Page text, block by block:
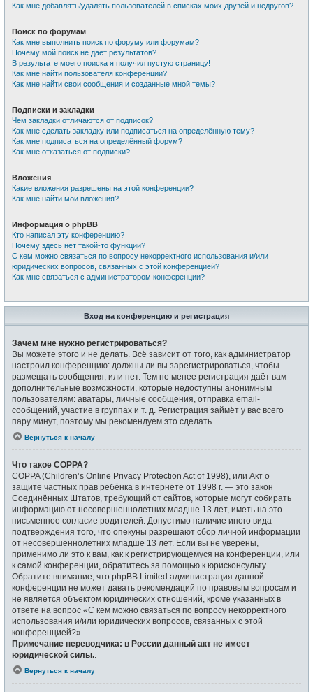
Как мне добавлять/удалять пользователей в списках моих друзей и недругов?
Поиск по форумам
Как мне выполнить поиск по форуму или форумам?
Почему мой поиск не даёт результатов?
В результате моего поиска я получил пустую страницу!
Как мне найти пользователя конференции?
Как мне найти свои сообщения и созданные мной темы?
Подписки и закладки
Чем закладки отличаются от подписок?
Как мне сделать закладку или подписаться на определённую тему?
Как мне подписаться на определённый форум?
Как мне отказаться от подписки?
Вложения
Какие вложения разрешены на этой конференции?
Как мне найти мои вложения?
Информация о phpBB
Кто написал эту конференцию?
Почему здесь нет такой-то функции?
С кем можно связаться по вопросу некорректного использования и/или
юридических вопросов, связанных с этой конференцией?
Как мне связаться с администратором конференции?
Вход на конференцию и регистрация
Зачем мне нужно регистрироваться?
Вы можете этого и не делать. Всё зависит от того, как администратор
настроил конференцию: должны ли вы зарегистрироваться, чтобы
размещать сообщения, или нет. Тем не менее регистрация даёт вам
дополнительные возможности, которые недоступны анонимным
пользователям: аватары, личные сообщения, отправка email-
сообщений, участие в группах и т. д. Регистрация займёт у вас всего
пару минут, поэтому мы рекомендуем это сделать.
Вернуться к началу
Что такое COPPA?
COPPA (Children’s Online Privacy Protection Act of 1998), или Акт о
защите частных прав ребёнка в интернете от 1998 г. — это закон
Соединённых Штатов, требующий от сайтов, которые могут собирать
информацию от несовершеннолетних младше 13 лет, иметь на это
письменное согласие родителей. Допустимо наличие иного вида
подтверждения того, что опекуны разрешают сбор личной информации
от несовершеннолетних младше 13 лет. Если вы не уверены,
применимо ли это к вам, как к регистрирующемуся на конференции, или
к самой конференции, обратитесь за помощью к юрисконсульту.
Обратите внимание, что phpBB Limited администрация данной
конференции не может давать рекомендаций по правовым вопросам и
не является объектом юридических отношений, кроме указанных в
ответе на вопрос «С кем можно связаться по вопросу некорректного
использования и/или юридических вопросов, связанных с этой
конференцией?».
Примечание переводчика: в России данный акт не имеет
юридической силы.
Вернуться к началу